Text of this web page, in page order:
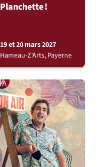
Planchette !
19 et 20 mars 2027
Hameau-Z'Arts, Payerne